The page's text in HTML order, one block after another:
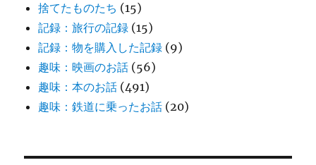
捨てたものたち (15)
記録：旅行の記録 (15)
記録：物を購入した記録 (9)
趣味：映画のお話 (56)
趣味：本のお話 (491)
趣味：鉄道に乗ったお話 (20)